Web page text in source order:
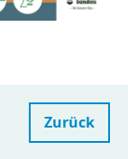
Zurück